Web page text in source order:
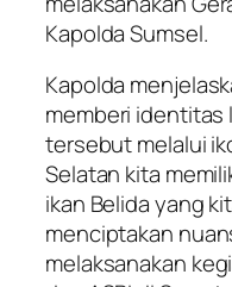
Kapolda Sumsel.
Kapolda
memberi identitas
tersebut melalui
Selatan kita
ikan Belida yang
menciptakan
melaksanakan